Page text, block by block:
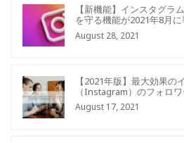
【新機能】インスタグラ
を守る機能が2021年8月に
August 28, 2021
【2021年版】最大効果の
（Instagram）のフォロ
August 17, 2021